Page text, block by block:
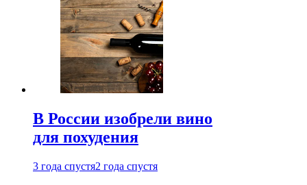
В России изобрели вино
для похудения
3 года спустя2 года спустя